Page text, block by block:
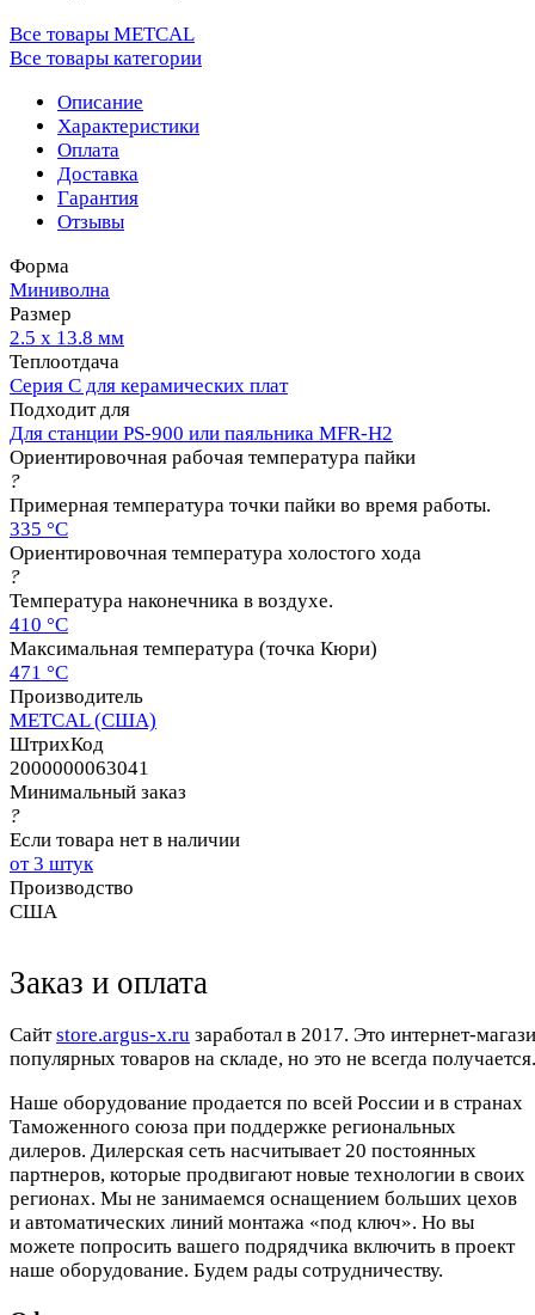
Все товары METCAL
Все товары категории
Описание
Характеристики
Оплата
Доставка
Гарантия
Отзывы
Форма
Миниволна
Размер
2.5 х 13.8 мм
Теплоотдача
Серия C для керамических плат
Подходит для
Для станции PS-900 или паяльника MFR-H2
Ориентировочная рабочая температура пайки
?
Примерная температура точки пайки во время работы.
335 °C
Ориентировочная температура холостого хода
?
Температура наконечника в воздухе.
410 °C
Максимальная температура (точка Кюри)
471 °C
Производитель
METCAL (США)
ШтрихКод
2000000063041
Минимальный заказ
?
Если товара нет в наличии
от 3 штук
Производство
США
Заказ и оплата
Cайтstore.argus-x.ru заработал в 2017. Это интернет-
популярных товаров на складе, но это не всегда
Наше оборудование продается по всей России и в странах
Таможенного союза при поддержке региональных
дилеров. Дилерская сеть насчитывает 20 постоянных
партнеров, которые продвигают новые технологии в своих
регионах. Мы не занимаемся оснащением больших цехов
и автоматических линий монтажа «под ключ». Но вы
можете попросить вашего подрядчика включить в проект
наше оборудование. Будем рады сотрудничеству.